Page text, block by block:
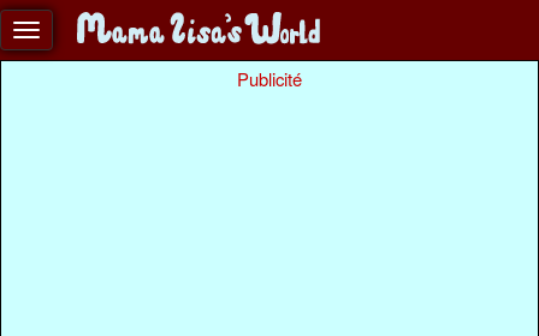
Publicité